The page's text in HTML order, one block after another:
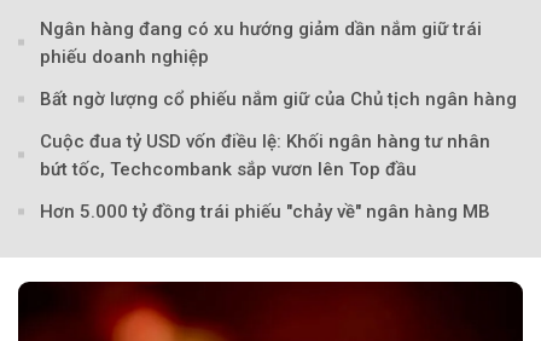
Ngân hàng đang có xu hướng giảm dần nắm giữ trái
phiếu doanh nghiệp
Bất ngờ lượng cổ phiếu nắm giữ của Chủ tịch ngân hàng
Cuộc đua tỷ USD vốn điều lệ: Khối ngân hàng tư nhân
bứt tốc, Techcombank sắp vươn lên Top đầu
Hơn 5.000 tỷ đồng trái phiếu "chảy về" ngân hàng MB